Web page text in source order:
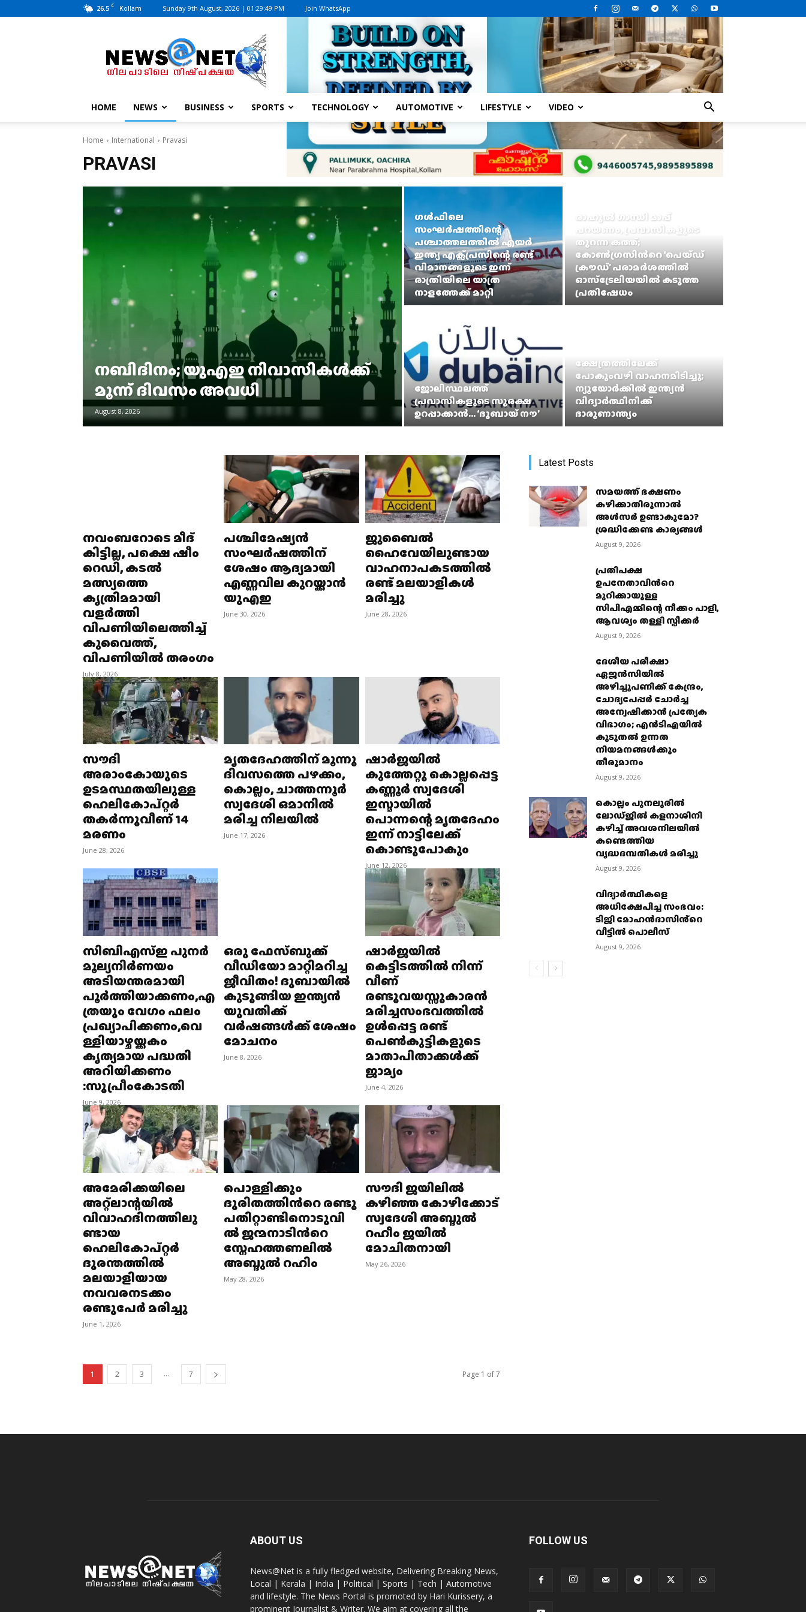
26.5 C Kollam Sunday 9th August, 2026 | 01:29:49 PM Join WhatsApp
News@Net
|
www.newsatnet.com
HOME NEWS BUSINESS SPORTS TECHNOLOGY AUTOMOTIVE LIFESTYLE VIDEO
Home International Pravasi
PRAVASI
നബിദിനം; യുഎഇ നിവാസികൾക്ക്
മൂന്ന് ദിവസം അവധി
August 8, 2026
ഗൾഫിലെ
സംഘർഷത്തിന്റെ
പശ്ചാത്തലത്തിൽ എയർ
ഇന്ത്യ എക്സ്പ്രസിന്റെ രണ്ട്
വിമാനങ്ങളുടെ ഇന്ന്
രാത്രിയിലെ യാത്ര
നാളത്തേക്ക് മാറ്റി
രാഹുൽ ഗാന്ധി മാപ്പ്
പറയണം, പ്രവാസികളുടെ
തുറന്ന കത്ത്;
കോൺഗ്രസിന്‍റെ ‘പെയ്ഡ്
ക്രൗഡ്’ പരാമർശത്തിൽ
ഓസ്ട്രേലിയയിൽ കടുത്ത
പ്രതിഷേധം
ജോലിസ്ഥലത്ത്
പ്രവാസികളുടെ സുരക്ഷ
ഉറപ്പാക്കാന്‍… ‘ദുബായ് നൗ’
ക്ഷേത്രത്തിലേക്ക്
പോകുംവഴി വാഹനമിടിച്ചു;
ന്യൂയോർക്കിൽ ​ഇന്ത്യൻ
വിദ്യാ‍ർത്ഥിനിക്ക്
ദാരുണാന്ത്യം
നവംബറോടെ മീദ്
കിട്ടില്ല, പക്ഷെ ഷീം
റെഡി, കടൽ
മത്സ്യത്തെ
കൃത്രിമമായി
വളര്‍ത്തി
വിപണിയിലെത്തിച്ച്
കുവൈത്ത്,
വിപണിയിൽ തരംഗം
July 8, 2026
പശ്ചിമേഷ്യന്‍
സംഘര്‍ഷത്തിന്
ശേഷം ആദ്യമായി
എണ്ണവില കുറയ്ക്കാന്‍
യുഎഇ
June 30, 2026
ജുബൈൽ
ഹൈവേയിലുണ്ടായ
വാഹനാപകടത്തിൽ
രണ്ട് മലയാളികൾ
മരിച്ചു
June 28, 2026
സൗദി
അരാംകോയുടെ
ഉടമസ്ഥതയിലുള്ള
ഹെലികോപ്റ്റർ
തകർന്നുവീണ് 14
മരണം
June 28, 2026
മൃതദേഹത്തിന് മൂന്നു
ദിവസത്തെ പഴക്കം,
കൊല്ലം, ചാത്തന്നൂർ
സ്വദേശി ഒമാനിൽ
മരിച്ച നിലയിൽ
June 17, 2026
ഷാർജയില്‍
കുത്തേറ്റു കൊല്ലപ്പെട്ട
കണ്ണൂർ സ്വദേശി
ഇസ്മായിൽ
പൊന്നന്റെ മൃതദേഹം
ഇന്ന് നാട്ടിലേക്ക്
കൊണ്ടുപോകും
June 12, 2026
സിബിഎസ്ഇ പുനർ
മൂല്യനിർണയം
അടിയന്തരമായി
പൂർത്തിയാക്കണം,എ
ത്രയും വേഗം ഫലം
പ്രഖ്യാപിക്കണം,വെ
ള്ളിയാഴ്ചയ്ക്കകം
കൃത്യമായ പദ്ധതി
അറിയിക്കണം
:സുപ്രീംകോടതി
June 9, 2026
ഒരു ഫേസ്ബുക്ക്
വീഡിയോ മാറ്റിമറിച്ച
ജീവിതം! ദുബായിൽ
കുടുങ്ങിയ ഇന്ത്യൻ
യുവതിക്ക്
വർഷങ്ങൾക്ക് ശേഷം
മോചനം
June 8, 2026
ഷാർജയിൽ
കെട്ടിടത്തിൽ നിന്ന്
വീണ്
രണ്ടുവയസ്സുകാരൻ
മരിച്ചസംഭവത്തിൽ
ഉൾപ്പെട്ട രണ്ട്
പെൺകുട്ടികളുടെ
മാതാപിതാക്കൾക്ക്
ജാമ്യം
June 4, 2026
അമേരിക്കയിലെ
അറ്റ്‌ലാന്റയില്‍
വിവാഹദിനത്തിലു
ണ്ടായ
ഹെലികോപ്റ്റര്‍
ദുരന്തത്തില്‍
മലയാളിയായ
നവവരനടക്കം
രണ്ടുപേര്‍ മരിച്ചു
June 1, 2026
പൊള്ളിക്കും
ദുരിതത്തിന്‍റെ രണ്ടു
പതിറ്റാണ്ടിനൊടുവി
ല്‍ ജന്മനാടിന്‍റെ
സ്നേഹത്തണലില്‍
അബ്ദുല്‍ റഹിം
May 28, 2026
സൗദി ജയിലില്‍
കഴിഞ്ഞ കോഴിക്കോട്
സ്വദേശി അബ്ദുല്‍
റഹീം ജയില്‍
മോചിതനായി
May 26, 2026
1 2 3 ... 7 Page 1 of 7
Latest Posts
സമയത്ത് ഭക്ഷണം
കഴിക്കാതിരുന്നാൽ
അൾസർ ഉണ്ടാകുമോ?
ശ്രദ്ധിക്കേണ്ട കാര്യങ്ങൾ
August 9, 2026
പ്രതിപക്ഷ
ഉപനേതാവിന്‍റെ
മുറിക്കായുള്ള
സിപിഎമ്മിന്റെ നീക്കം പാളി,
ആവശ്യം തള്ളി സ്പീക്കർ
August 9, 2026
ദേശീയ പരീക്ഷാ
ഏജൻസിയിൽ
അഴിച്ചുപണിക്ക് കേന്ദ്രം,
ചോദ്യപേപ്പർ ചോർച്ച
അന്വേഷിക്കാൻ പ്രത്യേക
വിഭാഗം; എൻടിഎയിൽ
കൂടുതൽ ഉന്നത
നിയമനങ്ങൾക്കും
തീരുമാനം
August 9, 2026
കൊല്ലം പുനലൂരില്‍
ലോഡ്ജില്‍ കളനാശിനി
കഴിച്ച് അവശനിലയില്‍
കണ്ടെത്തിയ
വൃദ്ധദമ്പതികള്‍ മരിച്ചു
August 9, 2026
വിദ്യാർത്ഥികളെ
അധിക്ഷേപിച്ച സംഭവം:
ടിജി മോഹൻദാസിൻ്റെ
വീട്ടിൽ പൊലീസ്
August 9, 2026
ABOUT US
News@Net is a fully fledged website, Delivering Breaking News,
Local | Kerala | India | Political | Sports | Tech | Automotive
and lifestyle. The News Portal is promoted by Hari Kurissery, a
prominent Journalist & Writer. We aim at covering all the
FOLLOW US